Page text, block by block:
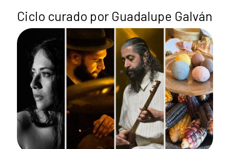
Ciclo curado por Guadalupe Galván